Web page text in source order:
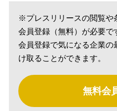
※プレスリリースの閲覧や
会員登録（無料）が必要で
会員登録で気になる企業の
け取ることができます。
無料会